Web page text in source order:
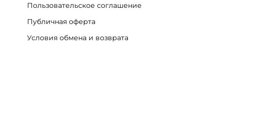
Пользовательское соглашение
Публичная оферта
Условия обмена и возврата